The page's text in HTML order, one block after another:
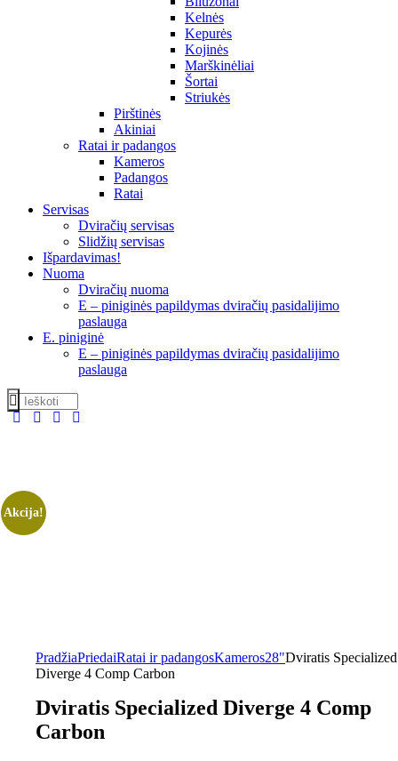
Kelnės
Kepurės
Kojinės
Marškinėliai
Šortai
Striukės
Pirštinės
Akiniai
Ratai ir padangos
Kameros
Padangos
Ratai
Servisas
Dviračių servisas
Slidžių servisas
Išpardavimas!
Nuoma
Dviračių nuoma
E – piniginės papildymas dviračių pasidalijimo
paslauga
E. piniginė
E – piniginės papildymas dviračių pasidalijimo
paslauga
Akcija!
PradžiaPriedaiRatai ir padangosKameros28"Dviratis Specialized
Diverge 4 Comp Carbon
Dviratis Specialized Diverge 4 Comp
Carbon